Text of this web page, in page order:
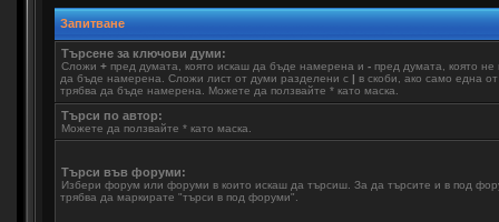
Запитване
Търсене за ключови думи:
Сложи + пред думата, която искаш да бъде намерена и - пред думата, която не
да бъде намерена. Сложи лист от думи разделени с | в скоби, ако само една
трябва да бъде намерена. Можете да ползвайте * като маска.
Търси по автор:
Можете да ползвайте * като маска.
Търси във форуми:
Избери форум или форуми в които искаш да търсиш. За да търсите и в под
трябва да маркирате "търси в под форуми".